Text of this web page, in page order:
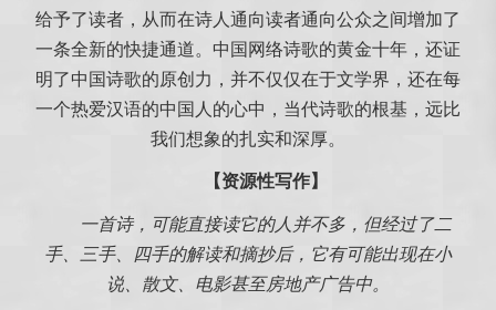
给予了读者，从而在诗人通向读者通向公众之间增加了
一条全新的快捷通道。中国网络诗歌的黄金十年，还证
明了中国诗歌的原创力，并不仅仅在于文学界，还在每
一个热爱汉语的中国人的心中，当代诗歌的根基，远比
我们想象的扎实和深厚。
【资源性写作】
一首诗，可能直接读它的人并不多，但经过了二
手、三手、四手的解读和摘抄后，它有可能出现在小
说、散文、电影甚至房地产广告中。